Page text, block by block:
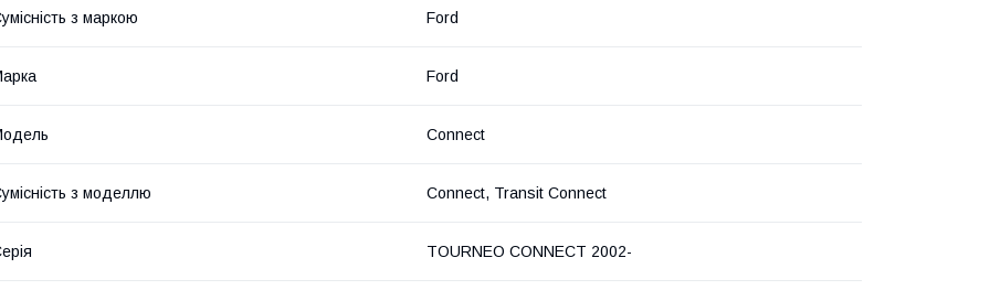
з маркою Ford
Ford
Connect
з моделлю Connect, Transit Connect
TOURNEO CONNECT 2002-